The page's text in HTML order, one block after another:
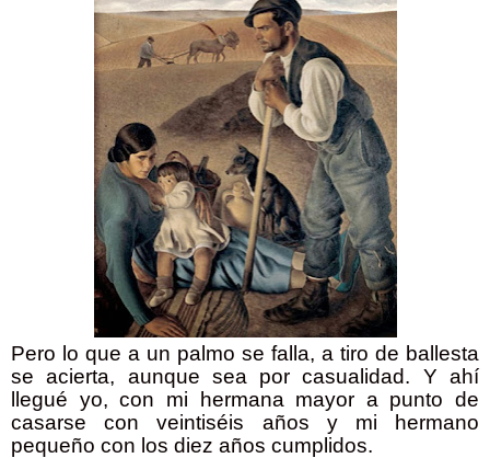
Pero lo que a un palmo se falla, a tiro de ballesta
se acierta, aunque sea por casualidad. Y ahí
llegué yo, con mi hermana mayor a punto de
casarse con veintiséis años y mi hermano
pequeño con los diez años cumplidos.